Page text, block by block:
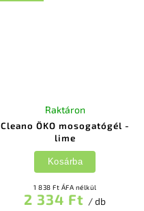
Cleano ÖKO mosogatógél -
lime
Raktáron
1 838 Ft ÁFA nélkül
2 334 Ft / db
Kosárba